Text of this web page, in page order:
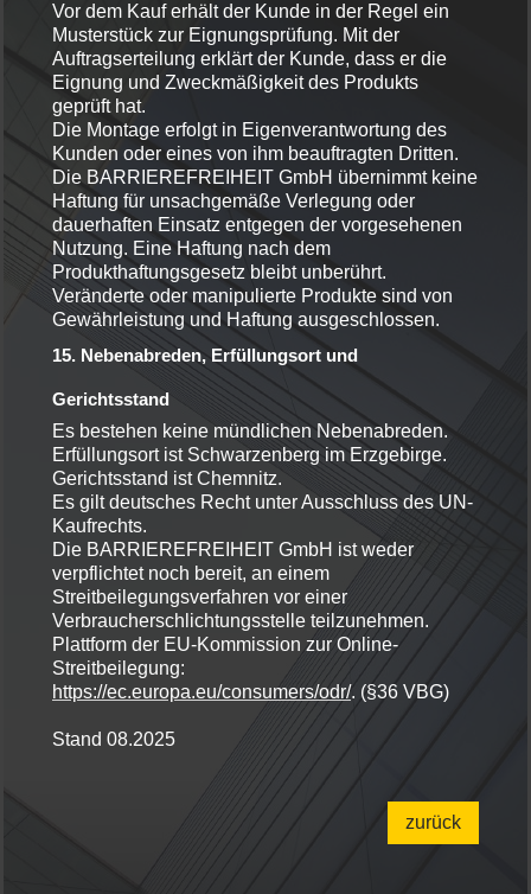
Vor dem Kauf erhält der Kunde in der Regel ein
Musterstück zur Eignungsprüfung. Mit der
Auftragserteilung erklärt der Kunde, dass er die
Eignung und Zweckmäßigkeit des Produkts
geprüft hat.
Die Montage erfolgt in Eigenverantwortung des
Kunden oder eines von ihm beauftragten Dritten.
Die BARRIEREFREIHEIT GmbH übernimmt keine
Haftung für unsachgemäße Verlegung oder
dauerhaften Einsatz entgegen der vorgesehenen
Nutzung. Eine Haftung nach dem
Produkthaftungsgesetz bleibt unberührt.
Veränderte oder manipulierte Produkte sind von
Gewährleistung und Haftung ausgeschlossen.
15. Nebenabreden, Erfüllungsort und
Gerichtsstand
Es bestehen keine mündlichen Nebenabreden.
Erfüllungsort ist Schwarzenberg im Erzgebirge.
Gerichtsstand ist Chemnitz.
Es gilt deutsches Recht unter Ausschluss des UN-
Kaufrechts.
Die BARRIEREFREIHEIT GmbH ist weder
verpflichtet noch bereit, an einem
Streitbeilegungsverfahren vor einer
Verbraucherschlichtungsstelle teilzunehmen.
Plattform der EU-Kommission zur Online-
Streitbeilegung:
https://ec.europa.eu/consumers/odr/. (§36 VBG)
Stand 08.2025
zurück